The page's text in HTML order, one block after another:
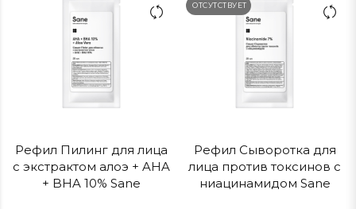
Рефил Пилинг для лица
с экстрактом алоэ + AHA
+ BHA 10% Sane
ОТСУТСТВУЕТ
Рефил Сыворотка для
лица против токсинов с
ниацинамидом Sane